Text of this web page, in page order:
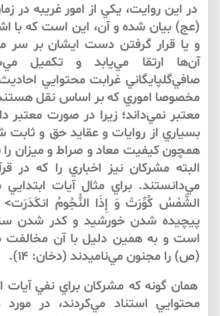
در اين روايت، يكي از امور غريبه در
(عج) بيان شده و آن، اين است كه
و يا قرار گرفتن دست ايشان بر سر
آن‌‌ها ارتقا مي‌يابد و تكميل
صافي‌‌گلپايگاني غرابت محتوايي
مخصوصا اموري كه بر اساس نقل
معتبر نمي‌‌داند؛ زيرا در صورت معتبر
بسياري از روايات و عقايد حق و ثابت
همچون كيفيت معاد و صراط و ميزان را
البته مشركان نيز اخباري را كه در
مي‌‌دانستند. براي مثال آيات ابتدايي
پيچيده شدن خورشيد و كدر شدن
است و به همين دليل با آن مخالفت
(ص) را مجنون مي‌‌ناميدند (دخان: ۱۴).
همان گونه كه مشركان براي نفي آيات
محتوايي استناد مي‌‌كردند، در